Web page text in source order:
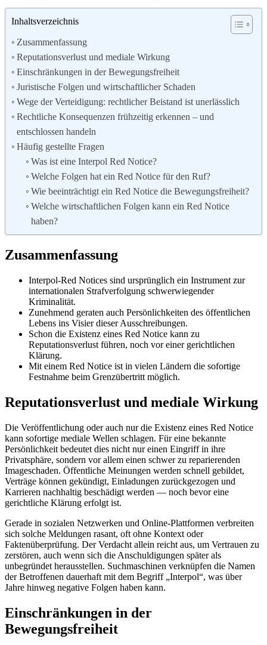
Inhaltsverzeichnis
Zusammenfassung
Reputationsverlust und mediale Wirkung
Einschränkungen in der Bewegungsfreiheit
Juristische Folgen und wirtschaftlicher Schaden
Wege der Verteidigung: rechtlicher Beistand ist unerlässlich
Rechtliche Konsequenzen frühzeitig erkennen – und
entschlossen handeln
Häufig gestellte Fragen
Was ist eine Interpol Red Notice?
Welche Folgen hat ein Red Notice für den Ruf?
Wie beeinträchtigt ein Red Notice die Bewegungsfreiheit?
Welche wirtschaftlichen Folgen kann ein Red Notice
haben?
Zusammenfassung
Interpol-Red Notices sind ursprünglich ein Instrument zur
internationalen Strafverfolgung schwerwiegender
Kriminalität.
Zunehmend geraten auch Persönlichkeiten des öffentlichen
Lebens ins Visier dieser Ausschreibungen.
Schon die Existenz eines Red Notice kann zu
Reputationsverlust führen, noch vor einer gerichtlichen
Klärung.
Mit einem Red Notice ist in vielen Ländern die sofortige
Festnahme beim Grenzübertritt möglich.
Reputationsverlust und mediale Wirkung
Die Veröffentlichung oder auch nur die Existenz eines Red Notice
kann sofortige mediale Wellen schlagen. Für eine bekannte
Persönlichkeit bedeutet dies nicht nur einen Eingriff in ihre
Privatsphäre, sondern vor allem einen schwer zu reparierenden
Imageschaden. Öffentliche Meinungen werden schnell gebildet,
Verträge können gekündigt, Einladungen zurückgezogen und
Karrieren nachhaltig beschädigt werden — noch bevor eine
gerichtliche Klärung erfolgt ist.
Gerade in sozialen Netzwerken und Online-Plattformen verbreiten
sich solche Meldungen rasant, oft ohne Kontext oder
Faktenüberprüfung. Der Verdacht allein reicht aus, um Vertrauen zu
zerstören, auch wenn sich die Anschuldigungen später als
unbegründet herausstellen. Suchmaschinen verknüpfen die Namen
der Betroffenen dauerhaft mit dem Begriff „Interpol“, was über
Jahre hinweg negative Folgen haben kann.
Einschränkungen in der
Bewegungsfreiheit